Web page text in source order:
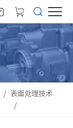
表面处理技术